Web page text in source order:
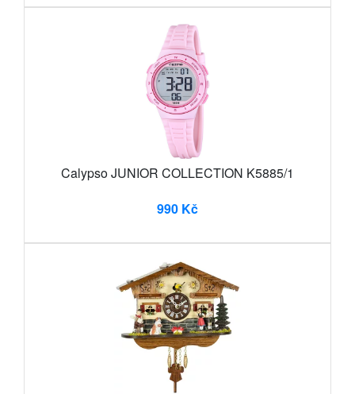
Calypso JUNIOR COLLECTION K5885/1
990 Kč